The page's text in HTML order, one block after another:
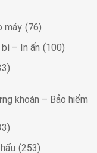
máy (76)
– In ấn (100)
khoán – Bảo hiểm
(253)